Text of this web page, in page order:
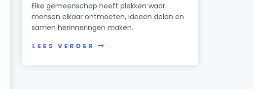
Elke gemeenschap heeft plekken waar
mensen elkaar ontmoeten, ideeën delen en
samen herinneringen maken.
LEES VERDER